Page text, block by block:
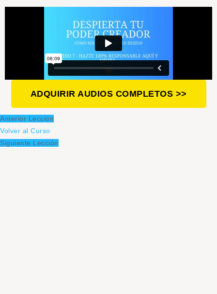
ADQUIRIR AUDIOS COMPLETOS >>
Anterior Lección
Volver al Curso
Siguiente Lección